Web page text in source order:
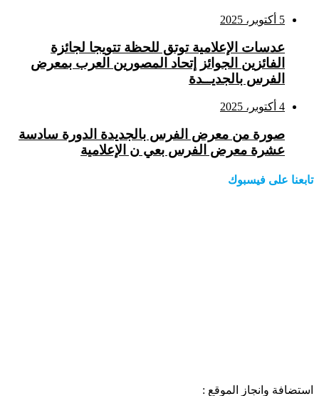
5 أكتوبر، 2025
عدسات الإعلامية توتق للحظة تتويجا لجائزة
الفائزين الجوائز إتحاد المصورين العرب بمعرض
الفرس بالجديــدة
4 أكتوبر، 2025
صورة من معرض الفرس بالجديدة الدورة سادسة
عشرة معرض الفرس بعي ن الإعلامية
تابعنا على فيسبوك
استضافة وانجاز الموقع :